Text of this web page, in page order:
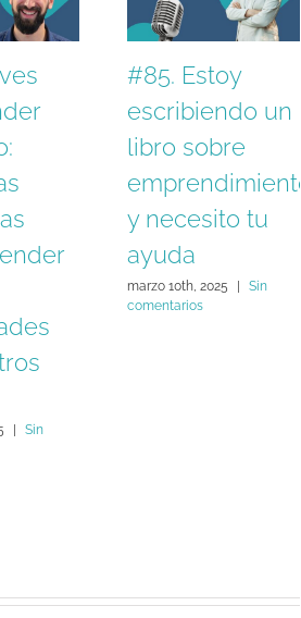
Sin
#85. Estoy
escribiendo un
libro sobre
emprendimiento
y necesito tu
ayuda
marzo 10th, 2025
Sin
comentarios